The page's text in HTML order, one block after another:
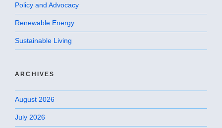
Policy and Advocacy
Renewable Energy
Sustainable Living
ARCHIVES
August 2026
July 2026